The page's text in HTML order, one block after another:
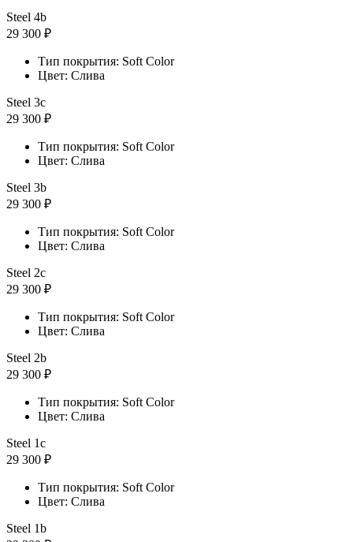
Steel 4b
29 300 ₽
Тип покрытия: Soft Color
Цвет: Слива
Steel 3с
29 300 ₽
Тип покрытия: Soft Color
Цвет: Слива
Steel 3b
29 300 ₽
Тип покрытия: Soft Color
Цвет: Слива
Steel 2с
29 300 ₽
Тип покрытия: Soft Color
Цвет: Слива
Steel 2b
29 300 ₽
Тип покрытия: Soft Color
Цвет: Слива
Steel 1с
29 300 ₽
Тип покрытия: Soft Color
Цвет: Слива
Steel 1b